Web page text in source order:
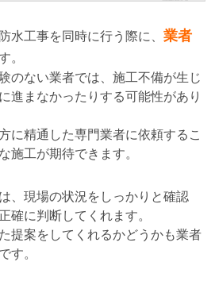
水工事を同時に行う際に、 業者
。
のない業者では、施工不備が生じ
進まなかったりする可能性があり
に精通した専門業者に依頼するこ
施工が期待できます。
、現場の状況をしっかりと確認
確に判断してくれます。
提案をしてくれるかどうかも業者
す。